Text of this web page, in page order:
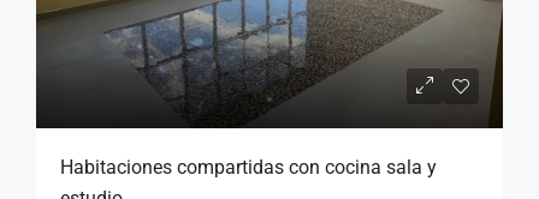
Habitaciones compartidas con cocina sala y